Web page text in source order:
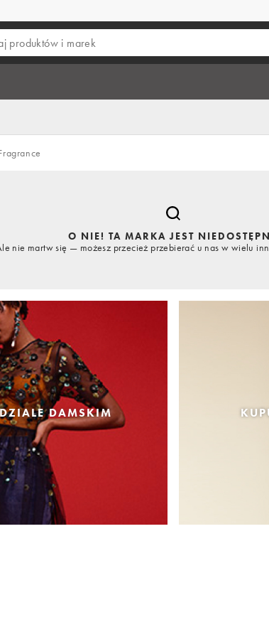
O NIE! TA MARKA JEST
nie martw się — możesz przecież przebierać u nas w wielu
DAMSKIM